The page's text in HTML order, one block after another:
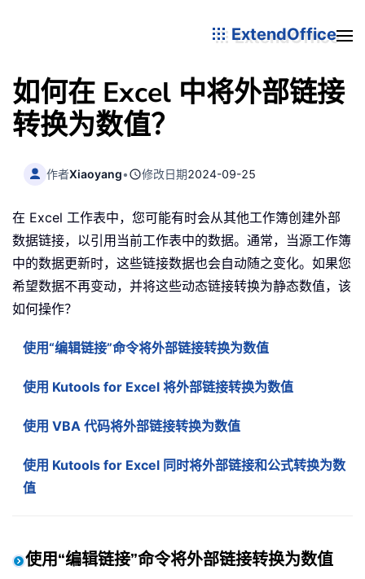
ExtendOffice
如何在 Excel 中将外部链接
转换为数值？
作者Xiaoyang• 修改日期2024-09-25
在 Excel 工作表中，您可能有时会从其他工作簿创建外部
数据链接，以引用当前工作表中的数据。通常，当源工作簿
中的数据更新时，这些链接数据也会自动随之变化。如果您
希望数据不再变动，并将这些动态链接转换为静态数值，该
如何操作？
使用“编辑链接”命令将外部链接转换为数值
使用 Kutools for Excel 将外部链接转换为数值
使用 VBA 代码将外部链接转换为数值
使用 Kutools for Excel 同时将外部链接和公式转换为数
值
使用“编辑链接”命令将外部链接转换为数值